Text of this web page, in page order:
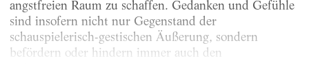
angstfreien Raum zu schaffen. Gedanken und Gefühle
sind insofern nicht nur Gegenstand der
schauspielerisch-gestischen Äußerung, sondern
befördern oder hindern immer auch den